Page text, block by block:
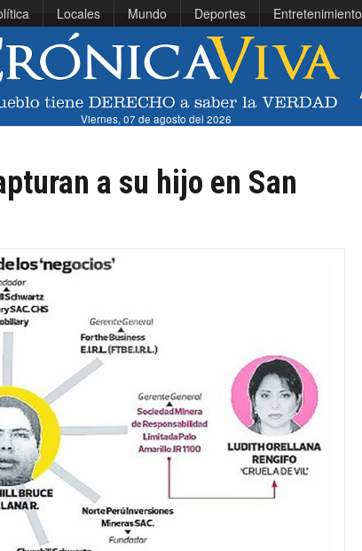
Locales Mundo Deportes Entretenimiento
Viernes, 07 de agosto del 2026
a su hijo en San